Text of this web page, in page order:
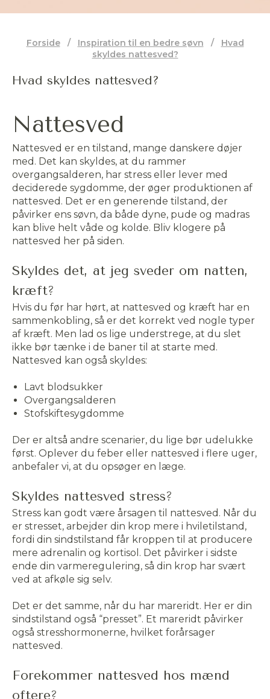
Forside / Inspiration til en bedre søvn /
Hvad
skyldes nattesved?
Hvad skyldes nattesved?
Nattesved
Nattesved er en tilstand, mange danskere døjer
med. Det kan skyldes, at du rammer
overgangsalderen, har stress eller lever med
deciderede sygdomme, der øger produktionen af
nattesved. Det er en generende tilstand, der
påvirker ens søvn, da både dyne, pude og madras
kan blive helt våde og kolde. Bliv klogere på
nattesved her på siden.
Skyldes det, at jeg sveder om natten,
kræft?
Hvis du før har hørt, at nattesved og kræft har en
sammenkobling, så er det korrekt ved nogle typer
af kræft. Men lad os lige understrege, at du slet
ikke bør tænke i de baner til at starte med.
Nattesved kan også skyldes:
Lavt blodsukker
Overgangsalderen
Stofskiftesygdomme
Der er altså andre scenarier, du lige bør udelukke
først. Oplever du feber eller nattesved i flere uger,
anbefaler vi, at du opsøger en læge.
Skyldes nattesved stress?
Stress kan godt være årsagen til nattesved. Når du
er stresset, arbejder din krop mere i hviletilstand,
fordi din sindstilstand får kroppen til at producere
mere adrenalin og kortisol. Det påvirker i sidste
ende din varmeregulering, så din krop har svært
ved at afkøle sig selv.
Det er det samme, når du har mareridt. Her er din
sindstilstand også “presset”. Et mareridt påvirker
også stresshormonerne, hvilket forårsager
nattesved.
Forekommer nattesved hos mænd
oftere?